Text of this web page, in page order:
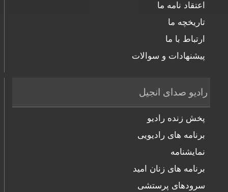
اعتقاد نامه ما
تاریخچه ما
ارتباط با ما
پیشنهادات و سوالات
رادیو صدای انجیل
پخش زنده رادیو
برنامه های رادیویی
نمایشنامه
برنامه های زنان امید
سرودهای پرستشی